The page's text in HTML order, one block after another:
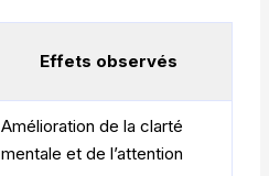
Effets observés
Amélioration de la clarté
mentale et de l’attention